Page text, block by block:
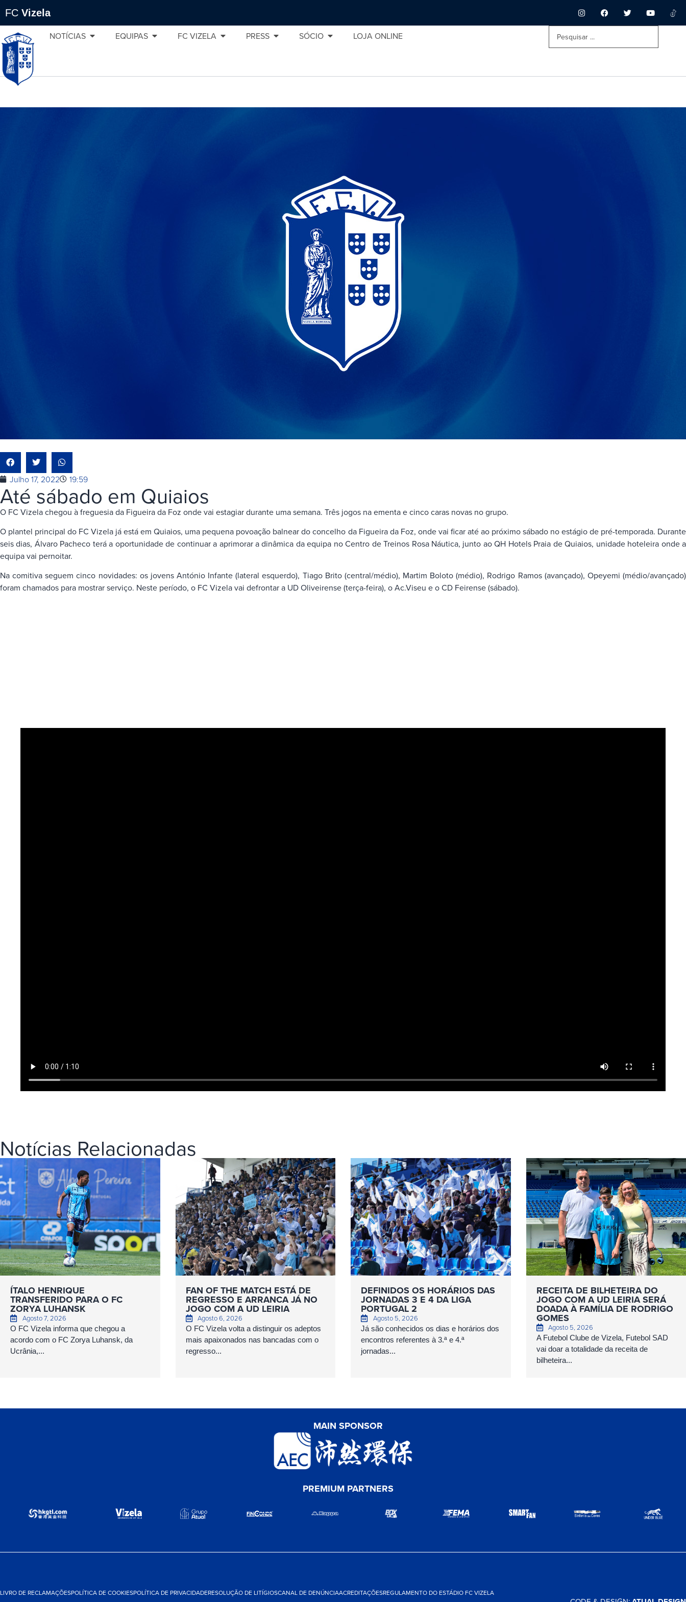
FC Vizela
NOTÍCIAS EQUIPAS FC VIZELA PRESS SÓCIO LOJA ONLINE
Julho 17, 2022 19:59
Até sábado em Quiaios
O FC Vizela chegou à freguesia da Figueira da Foz onde vai estagiar durante uma semana. Três jogos na ementa e cinco caras novas no grupo.
O plantel principal do FC Vizela já está em Quiaios, uma pequena povoação balnear do concelho da Figueira da Foz, onde vai ficar até ao próximo sábado no estágio de pré-temporada. Durante
seis dias, Álvaro Pacheco terá a oportunidade de continuar a aprimorar a dinâmica da equipa no Centro de Treinos Rosa Náutica, junto ao QH Hotels Praia de Quiaios, unidade hoteleira onde a
equipa vai pernoitar.
Na comitiva seguem cinco novidades: os jovens António Infante (lateral esquerdo), Tiago Brito (central/médio), Martim Boloto (médio), Rodrigo Ramos (avançado), Opeyemi (médio/avançado)
foram chamados para mostrar serviço. Neste período, o FC Vizela vai defrontar a UD Oliveirense (terça-feira), o Ac.Viseu e o CD Feirense (sábado).
Notícias Relacionadas
ÍTALO HENRIQUE
TRANSFERIDO PARA O FC
ZORYA LUHANSK
Agosto 7, 2026
O FC Vizela informa que chegou a
acordo com o FC Zorya Luhansk, da
Ucrânia,...
FAN OF THE MATCH ESTÁ DE
REGRESSO E ARRANCA JÁ NO
JOGO COM A UD LEIRIA
Agosto 6, 2026
O FC Vizela volta a distinguir os adeptos
mais apaixonados nas bancadas com o
regresso...
DEFINIDOS OS HORÁRIOS DAS
JORNADAS 3 E 4 DA LIGA
PORTUGAL 2
Agosto 5, 2026
Já são conhecidos os dias e horários dos
encontros referentes à 3.ª e 4.ª
jornadas...
RECEITA DE BILHETEIRA DO
JOGO COM A UD LEIRIA SERÁ
DOADA À FAMÍLIA DE RODRIGO
GOMES
Agosto 5, 2026
A Futebol Clube de Vizela, Futebol SAD
vai doar a totalidade da receita de
bilheteira...
MAIN SPONSOR
PREMIUM PARTNERS
LIVRO DE RECLAMAÇÕESPOLÍTICA DE COOKIESPOLÍTICA DE PRIVACIDADERESOLUÇÃO DE LITÍGIOSCANAL DE DENÚNCIAACREDITAÇÕESREGULAMENTO DO ESTÁDIO FC VIZELA